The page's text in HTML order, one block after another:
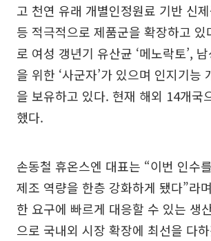
고 천연 유래 개별인정원료 기반 신
등 적극적으로 제품군을 확장하고 있
로 여성 갱년기 유산균 ‘메노락토’,
을 위한 ‘사군자’가 있으며 인지기능
을 보유하고 있다. 현재 해외 14개국
했다.
손동철 휴온스엔 대표는 “이번 인수
제조 역량을 한층 강화하게 됐다”라
한 요구에 빠르게 대응할 수 있는 생
으로 국내외 시장 확장에 최선을 다